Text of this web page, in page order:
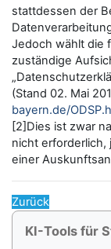
stattdessen der
Jedoch wählt die
zuständige
(Stand 02. Mai
bayern.de/
[2]Dies ist zwar
nicht erforderlich,
einer
Zurück
Blöcke
KI-Tools für
KI-Tools für